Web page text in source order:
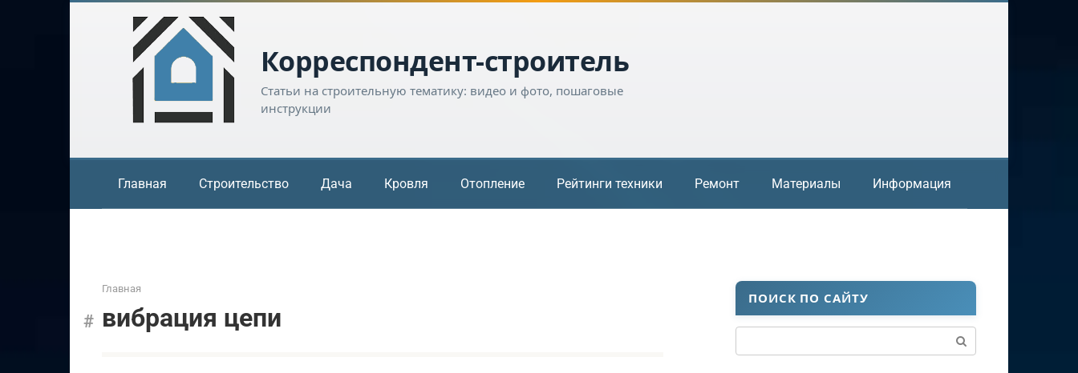
Корреспондент-строитель
Статьи на строительную тематику: видео и фото, пошаговые
инструкции
Главная Строительство Дача Кровля Отопление Рейтинги техники Ремонт Материалы Информация
Главная
вибрация цепи
ПОИСК ПО САЙТУ